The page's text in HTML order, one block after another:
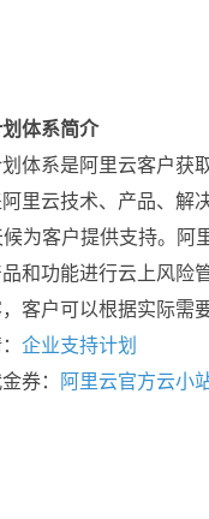
体系简介
体系是阿里云客户获
里云技术、产品、解
为客户提供支持。阿
和功能进行云上风险
客户可以根据实际需
企业支持计划
券：
阿里云官方云小